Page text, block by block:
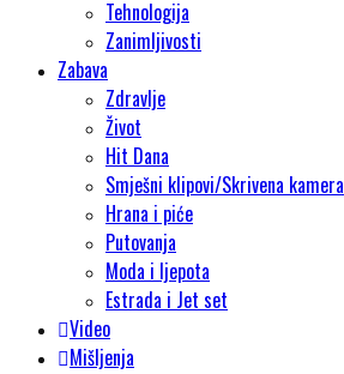
Tehnologija
Zanimljivosti
Zabava
Zdravlje
Život
Hit Dana
Smješni klipovi/Skrivena kamera
Hrana i piće
Putovanja
Moda i ljepota
Estrada i Jet set
Video
Mišljenja